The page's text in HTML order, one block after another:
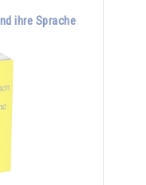
ihre Sprache